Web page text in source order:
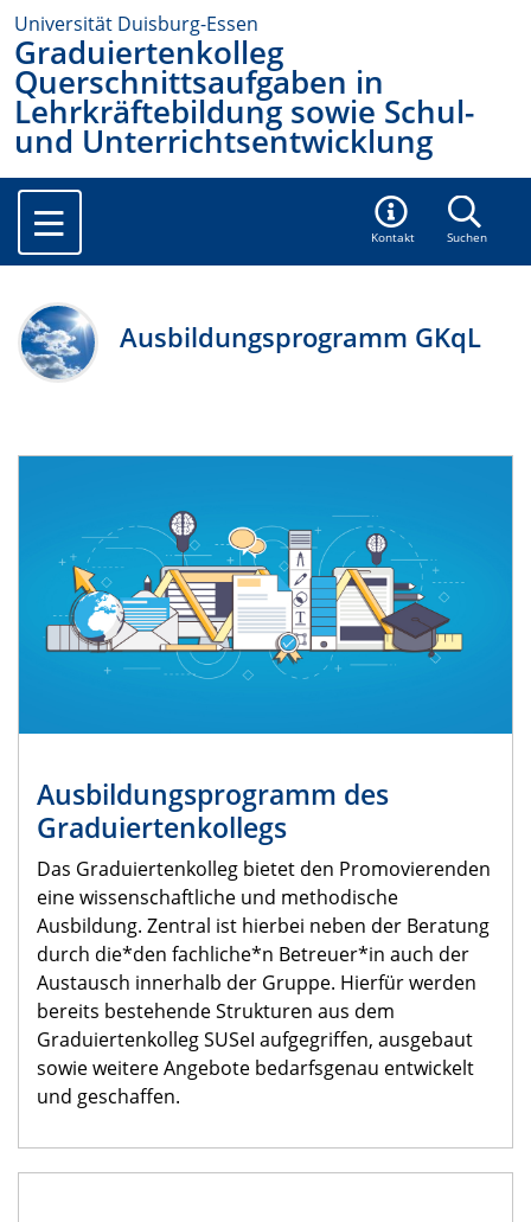
Universität Duisburg-Essen
Graduiertenkolleg
Querschnittsaufgaben in
Lehrkräftebildung sowie Schul-
und Unterrichtsentwicklung
Kontakt Suchen
Ausbildungsprogramm GKqL
Ausbildungsprogramm des
Graduiertenkollegs
Das Graduiertenkolleg bietet den Promovierenden
eine wissenschaftliche und methodische
Ausbildung. Zentral ist hierbei neben der Beratung
durch die*den fachliche*n Betreuer*in auch der
Austausch innerhalb der Gruppe. Hierfür werden
bereits bestehende Strukturen aus dem
Graduiertenkolleg SUSeI aufgegriffen, ausgebaut
sowie weitere Angebote bedarfsgenau entwickelt
und geschaffen.